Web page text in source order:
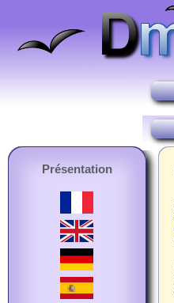
Présentation